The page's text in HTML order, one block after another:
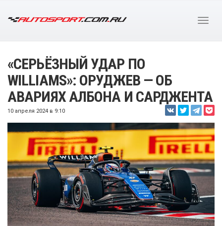
«СЕРЬЁЗНЫЙ УДАР ПО
WILLIAMS»: ОРУДЖЕВ — ОБ
АВАРИЯХ АЛБОНА И САРДЖЕНТА
10 апреля 2024 в 9:10